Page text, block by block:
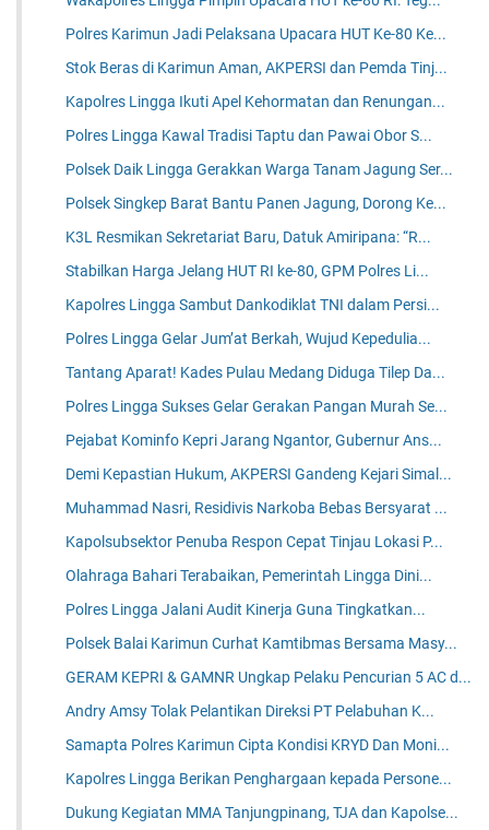
Polres Karimun Jadi Pelaksana Upacara HUT Ke-80 Ke...
Stok Beras di Karimun Aman, AKPERSI dan Pemda Tinj...
Kapolres Lingga Ikuti Apel Kehormatan dan Renungan...
Polres Lingga Kawal Tradisi Taptu dan Pawai Obor S...
Polsek Daik Lingga Gerakkan Warga Tanam Jagung Ser...
Polsek Singkep Barat Bantu Panen Jagung, Dorong Ke...
K3L Resmikan Sekretariat Baru, Datuk Amiripana: “R...
Stabilkan Harga Jelang HUT RI ke-80, GPM Polres Li...
Kapolres Lingga Sambut Dankodiklat TNI dalam Persi...
Polres Lingga Gelar Jum’at Berkah, Wujud Kepedulia...
Tantang Aparat! Kades Pulau Medang Diduga Tilep Da...
Polres Lingga Sukses Gelar Gerakan Pangan Murah Se...
Pejabat Kominfo Kepri Jarang Ngantor, Gubernur Ans...
Demi Kepastian Hukum, AKPERSI Gandeng Kejari Simal...
Muhammad Nasri, Residivis Narkoba Bebas Bersyarat ...
Kapolsubsektor Penuba Respon Cepat Tinjau Lokasi P...
Olahraga Bahari Terabaikan, Pemerintah Lingga Dini...
Polres Lingga Jalani Audit Kinerja Guna Tingkatkan...
Polsek Balai Karimun Curhat Kamtibmas Bersama Masy...
GERAM KEPRI & GAMNR Ungkap Pelaku Pencurian 5 AC d...
Andry Amsy Tolak Pelantikan Direksi PT Pelabuhan K...
Samapta Polres Karimun Cipta Kondisi KRYD Dan Moni...
Kapolres Lingga Berikan Penghargaan kepada Persone...
Dukung Kegiatan MMA Tanjungpinang, TJA dan Kapolse...